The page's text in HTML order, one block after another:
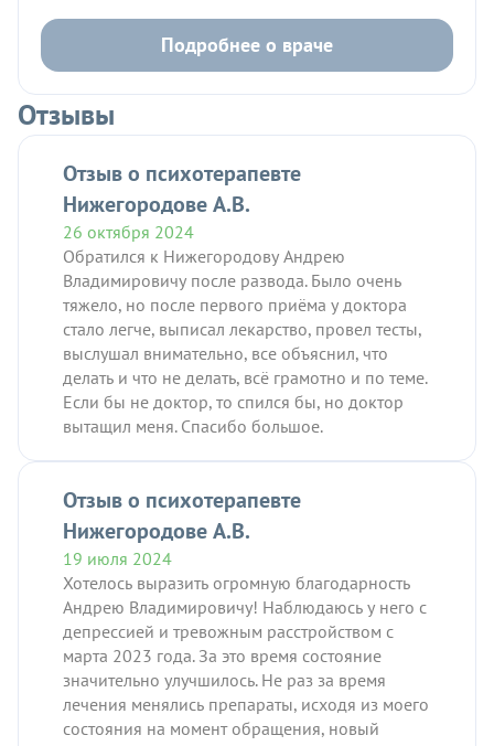
Подробнее о враче
Отзывы
Отзыв о психотерапевте
Нижегородове А.В.
26 октября 2024
Обратился к Нижегородову Андрею
Владимировичу после развода. Было очень
тяжело, но после первого приёма у доктора
стало легче, выписал лекарство, провел тесты,
выслушал внимательно, все объяснил, что
делать и что не делать, всё грамотно и по теме.
Если бы не доктор, то спился бы, но доктор
вытащил меня. Спасибо большое.
Отзыв о психотерапевте
Нижегородове А.В.
19 июля 2024
Хотелось выразить огромную благодарность
Андрею Владимировичу! Наблюдаюсь у него с
депрессией и тревожным расстройством с
марта 2023 года. За это время состояние
значительно улучшилось. Не раз за время
лечения менялись препараты, исходя из моего
состояния на момент обращения, новый